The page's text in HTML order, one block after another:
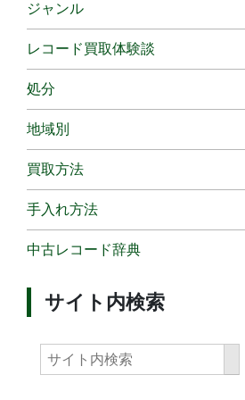
ジャンル
レコード買取体験談
処分
地域別
買取方法
手入れ方法
中古レコード辞典
サイト内検索